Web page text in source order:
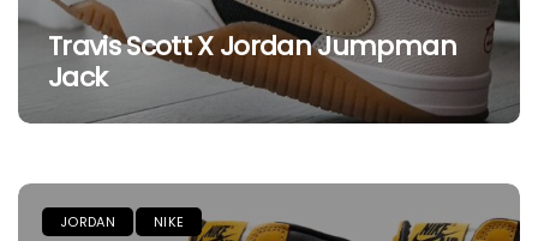
Travis Scott X Jordan Jumpman
Jack
JORDAN NIKE